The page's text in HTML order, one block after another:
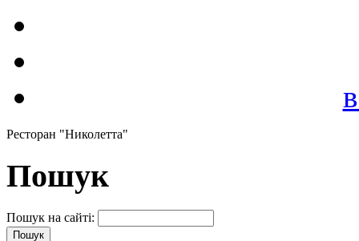
Ресторан "Николетта"
Пошук
Пошук на сайті: